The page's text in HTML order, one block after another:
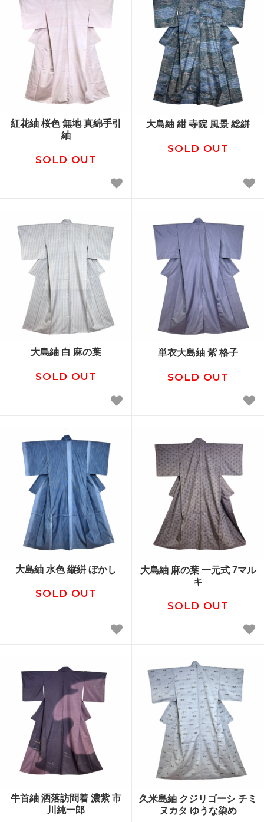
紅花紬 桜色 無地 真綿手引
紬
SOLD OUT
大島紬 紺 寺院 風景 総絣
SOLD OUT
大島紬 白 麻の葉
SOLD OUT
単衣大島紬 紫 格子
SOLD OUT
大島紬 水色 縦絣 ぼかし
SOLD OUT
大島紬 麻の葉 一元式 7マル
キ
SOLD OUT
牛首紬 洒落訪問着 濃紫 市
川純一郎
久米島紬 クジリゴーシ チミ
ヌカタ ゆうな染め